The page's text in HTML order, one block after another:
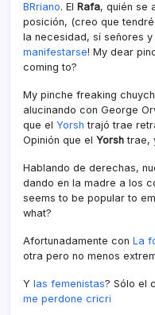
BRriano. El Rafa, quién se
posición, (creo que
la necesidad, sí­ señores y
manifestarse! My dear
coming to?
My pinche freaking
alucinando con George
que el Yorsh trajó trae
Opinión que el Yorsh trae,
Hablando de derechas,
dando en la madre a los
seems to be popular to
what?
Afortunadamente con La
otra pero no menos
Y las femenistas? Sólo el
me perdone cricri